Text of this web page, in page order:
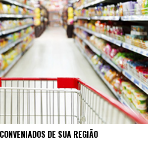
DE SUA REGIÃO